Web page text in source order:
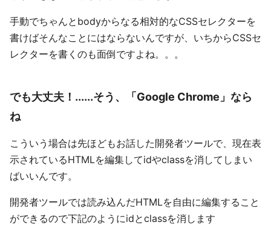
手動でちゃんとbodyからなる相対的なCSSセレクターを
書けばそんなことにはならないんですが、いちからCSSセ
レクターを書くのも面倒ですよね。。。
でも大丈夫！......そう、「Google Chrome」なら
ね
こういう場合は先ほどもお話した開発者ツールで、現在表
示されているHTMLを編集してidやclassを消してしまい
ばいいんです。
開発者ツールでは読み込んだHTMLを自由に編集すること
ができるので下記のようにidとclassを消します